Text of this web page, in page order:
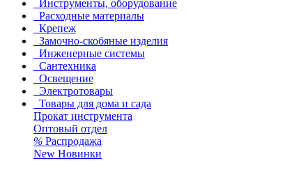
Инструменты, оборудование
Расходные материалы
Крепеж
Замочно-скобяные изделия
Инженерные системы
Сантехника
Освещение
Электротовары
Товары для дома и сада
Прокат инструмента
Оптовый отдел
% Распродажа
New Новинки